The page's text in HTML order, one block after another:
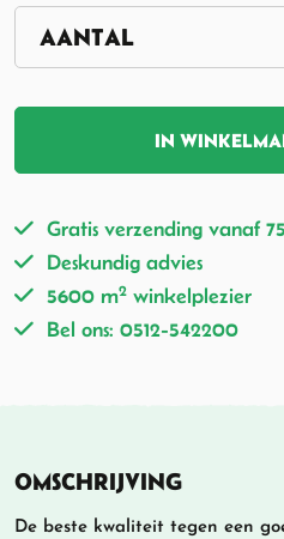
IN
Gratis verzending vanaf
Deskundig advies
5600 m2 winkelplezier
Bel ons: 0512-542200
OMSCHRIJVING
De beste kwaliteit tegen een